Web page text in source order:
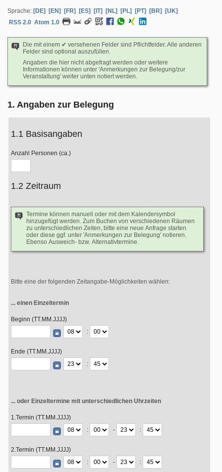
Sprache: [DE] [EN] [FR] [ES] [IT] [NL] [PL] [PT] [BR]
[UK]
RSS 2.0 Atom 1.0
Die mit einem ✔ versehenen Felder sind Pflichtfelder. Alle anderen
Felder sind optional auszufüllen.
Angaben die hier nicht abgefragt werden oder weitere
Informationen können unter 'Anmerkungen zur Belegung/zur
Veranstaltung' weiter unten notiert werden.
1. Angaben zur Belegung
1.1 Basisangaben
Anzahl Personen (ca.)
1.2 Zeitraum
Termine können manuell oder mit dem Kalendersymbol
hinzugefügt werden. Zum Buchen von verschiedenen Räumen
zu unterschiedlichen Zeiten, bitte eine neue Anfrage starten
oder diese ggf. unter 'Anmerkungen zur Belegung' notieren.
Ebenso Ausweich- bzw. Alternativtermine.
Bitte eine der folgenden Zeitangabe-Möglichkeiten wählen:
... einen Einzeltermin
Beginn (TT.MM.JJJJ)
:
Ende (TT.MM.JJJJ)
:
... oder Einzeltermine mit unterschiedlichen Uhrzeiten
1.Termin (TT.MM.JJJJ)
:
- :
2.Termin (TT.MM.JJJJ)
:
- :